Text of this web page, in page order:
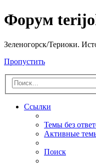
Форум
Зеленогорск/Териоки.
Пропустить
Ссылки
Темы без
Активные
Поиск